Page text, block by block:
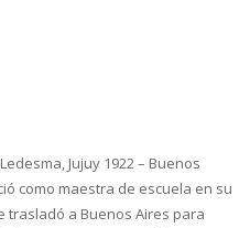
Jujuy 1922 – Buenos
como maestra de escuela en su
trasladó a Buenos Aires para